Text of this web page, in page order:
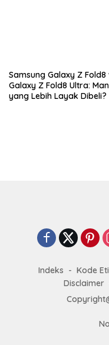
Samsung Galaxy Z Fold8
Galaxy Z Fold8 Ultra:
yang Lebih Layak Dibeli?
Indeks Kode
Disclaimer